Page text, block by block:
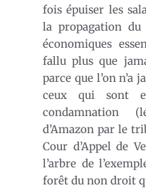
fois épuiser les
la propagation du
économiques
fallu plus que
parce que l’on n’a
ceux qui sont
condamnation
d’Amazon par le
Cour d’Appel de
l’arbre de
forêt du non droit